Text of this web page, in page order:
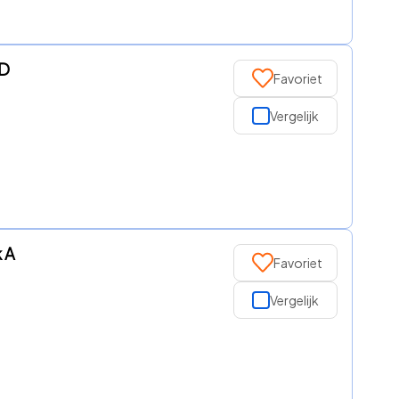
Favoriet
Vergelijk
A Favoriet
Vergelijk